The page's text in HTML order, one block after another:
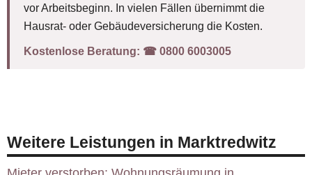
vor Arbeitsbeginn. In vielen Fällen übernimmt die
Hausrat- oder Gebäudeversicherung die Kosten.
Kostenlose Beratung: ☎︎ 0800 6003005
Weitere Leistungen in Marktredwitz